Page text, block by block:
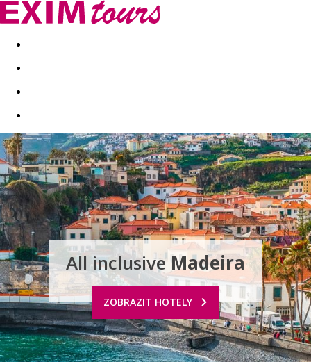
Akční nabídky Last minute
All inclusiveMadeira
ZOBRAZIT HOTELY